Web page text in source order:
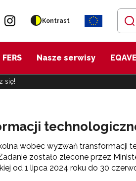
Kontrast
FERS Nasze serwisy
się!
wobec wyzwań transformacji
zostało zlecone przez
od 1 lipca 2024 roku do 30